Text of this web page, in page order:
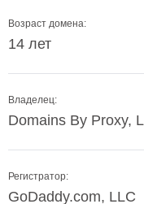
Возраст домена:
14 лет
Владелец:
Domains By Proxy,
Регистратор:
GoDaddy.com, LLC